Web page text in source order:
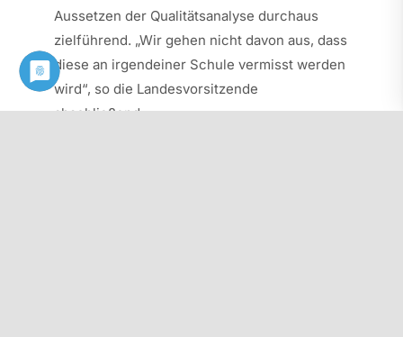
Aussetzen der Qualitätsanalyse durchaus
zielführend. „Wir gehen nicht davon aus, dass
diese an irgendeiner Schule vermisst werden
wird“, so die Landesvorsitzende
abschließend.